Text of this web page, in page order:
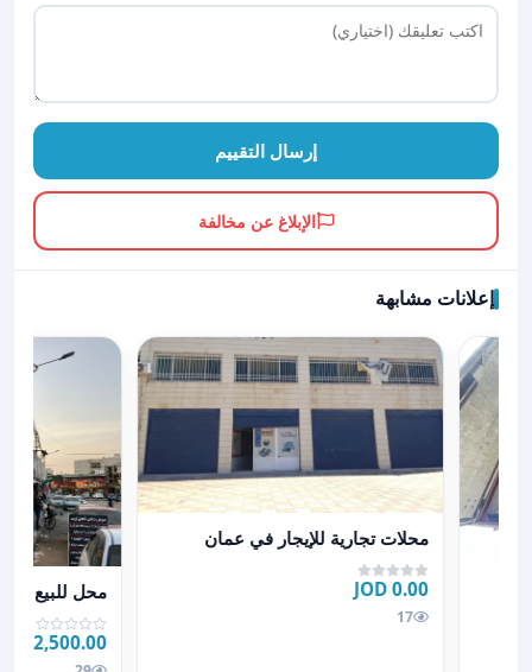
إرسال التقييم
الإبلاغ عن مخالفة
إعلانات مشابهة
عرض تفاصيل محلات تجارية للإيجار في عمان
محلات تجارية للإيجار في عمان
0.00 JOD
17
عرض تفاصيل
محل للبيع خلو
2,500.00 JOD